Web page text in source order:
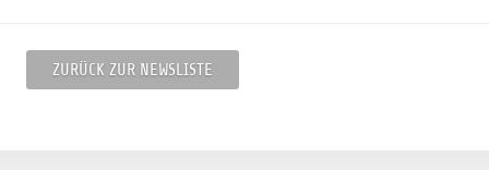
ZURÜCK ZUR NEWSLISTE